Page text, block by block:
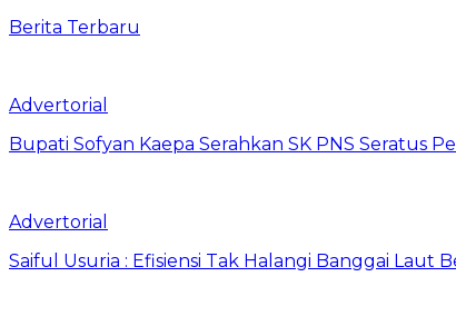
Berita Terbaru
Advertorial
Bupati Sofyan Kaepa Serahkan SK PNS Seratus
Advertorial
Saiful Usuria : Efisiensi Tak Halangi Banggai Laut